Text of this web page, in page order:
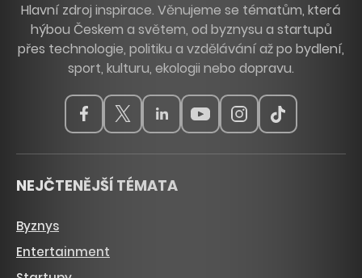
Hlavní zdroj inspirace. Věnujeme se tématům, která
hýbou Českem a světem, od byznysu a startupů
přes technologie, politiku a vzdělávání až po bydlení,
sport, kulturu, ekologii nebo dopravu.
NEJČTENĚJŠÍ TÉMATA
Byznys
Entertainment